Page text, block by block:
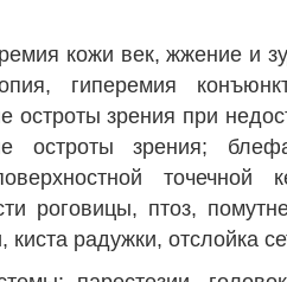
кожи век, жжение и
гиперемия
остроты зрения при
остроты зрения;
точечной
роговицы, птоз,
радужки, отслойка